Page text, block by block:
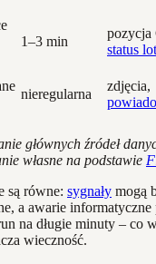
1–3 min
pozycja
status
nieregularna
zdjęcia,
głównych źródeł
własne na podstawie
są równe: sygnały mogą
a awarie
na długie minuty – co
wieczność.